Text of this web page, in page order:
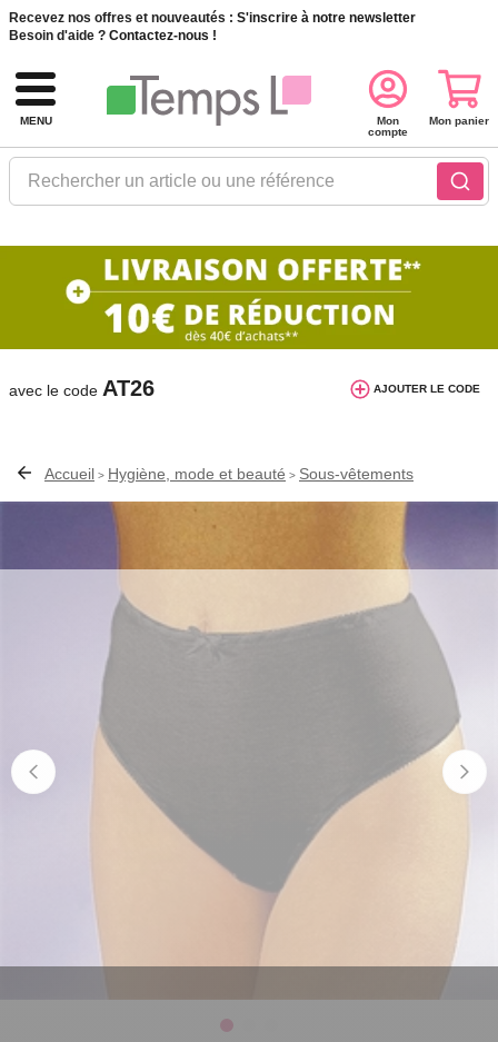
Recevez nos offres et nouveautés : S'inscrire à notre newsletter
Besoin d'aide ? Contactez-nous !
MENU
Rechercher un article ou une référence
Mon
compte
Mon panier
10€ de réduction dès 40€ d'achat. Offre
valable du 03/08/2026 au 12/08/2026.
avec le code AT26 AJOUTER LE CODE
Accueil > Hygiène, mode et beauté > Sous-vêtements